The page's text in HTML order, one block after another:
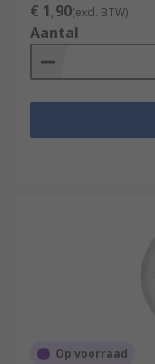
€ 1,90(excl. BTW)
Aantal
Op voorraad